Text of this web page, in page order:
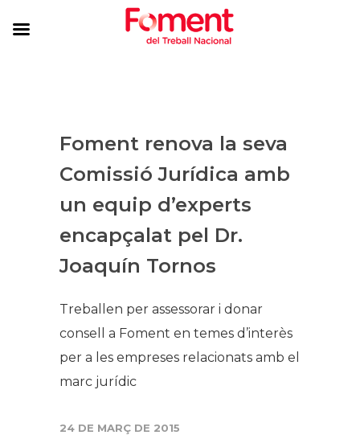
Foment renova la seva
Comissió Jurídica amb
un equip d’experts
encapçalat pel Dr.
Joaquín Tornos
Treballen per assessorar i donar
consell a Foment en temes d’interès
per a les empreses relacionats amb el
marc jurídic
24 DE MARÇ DE 2015